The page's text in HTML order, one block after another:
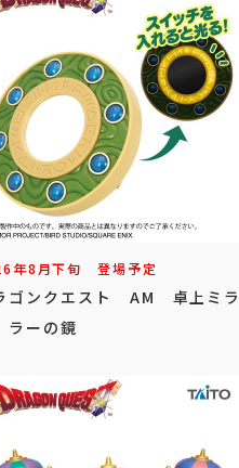
年8月下旬 登場予定
ゴンクエスト AM 卓上ミラ
ーの鏡